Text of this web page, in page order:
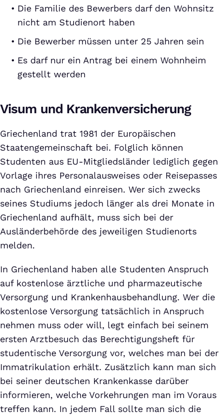
Die Familie des Bewerbers darf den Wohnsitz
nicht am Studienort haben
Die Bewerber müssen unter 25 Jahren sein
Es darf nur ein Antrag bei einem Wohnheim
gestellt werden
Visum und Krankenversicherung
Griechenland trat 1981 der Europäischen
Staatengemeinschaft bei. Folglich können
Studenten aus EU-Mitgliedsländer lediglich gegen
Vorlage ihres Personalausweises oder Reisepasses
nach Griechenland einreisen. Wer sich zwecks
seines Studiums jedoch länger als drei Monate in
Griechenland aufhält, muss sich bei der
Ausländerbehörde des jeweiligen Studienorts
melden.
In Griechenland haben alle Studenten Anspruch
auf kostenlose ärztliche und pharmazeutische
Versorgung und Krankenhausbehandlung. Wer die
kostenlose Versorgung tatsächlich in Anspruch
nehmen muss oder will, legt einfach bei seinem
ersten Arztbesuch das Berechtigungsheft für
studentische Versorgung vor, welches man bei der
Immatrikulation erhält. Zusätzlich kann man sich
bei seiner deutschen Krankenkasse darüber
informieren, welche Vorkehrungen man im Voraus
treffen kann. In jedem Fall sollte man sich die